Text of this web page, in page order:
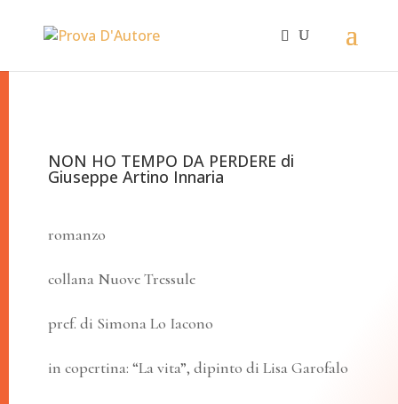
NON HO TEMPO DA PERDERE di
Giuseppe Artino Innaria
romanzo
collana Nuove Tressule
pref. di Simona Lo Iacono
in copertina: “La vita”, dipinto di Lisa Garofalo